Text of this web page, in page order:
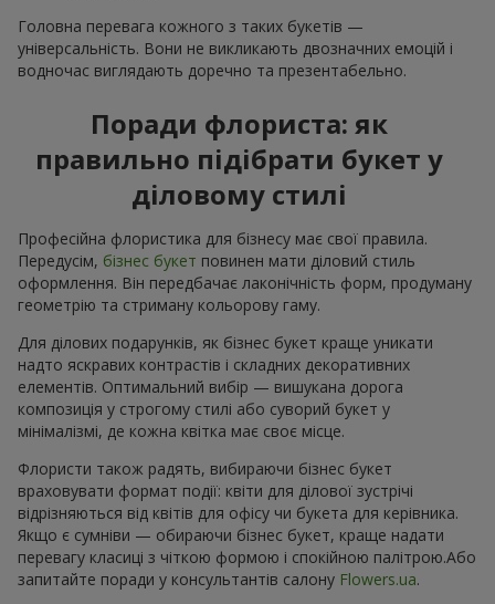
Головна перевага кожного з таких букетів —
універсальність. Вони не викликають двозначних емоцій і
водночас виглядають доречно та презентабельно.
Поради флориста: як
правильно підібрати букет у
діловому стилі
Професійна флористика для бізнесу має свої правила.
Передусім, бізнес букет повинен мати діловий стиль
оформлення. Він передбачає лаконічність форм, продуману
геометрію та стриману кольорову гаму.
Для ділових подарунків, як бізнес букет краще уникати
надто яскравих контрастів і складних декоративних
елементів. Оптимальний вибір — вишукана дорога
композиція у строгому стилі або суворий букет у
мінімалізмі, де кожна квітка має своє місце.
Флористи також радять, вибираючи бізнес букет
враховувати формат події: квіти для ділової зустрічі
відрізняються від квітів для офісу чи букета для керівника.
Якщо є сумніви — обираючи бізнес букет, краще надати
перевагу класиці з чіткою формою і спокійною палітрою.Або
запитайте поради у консультантів салону Flowers.ua.